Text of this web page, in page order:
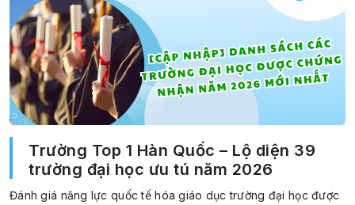
Trường Top 1 Hàn Quốc – Lộ diện 39
trường đại học ưu tú năm 2026
Đánh giá năng lực quốc tế hóa giáo dục trường đại học được